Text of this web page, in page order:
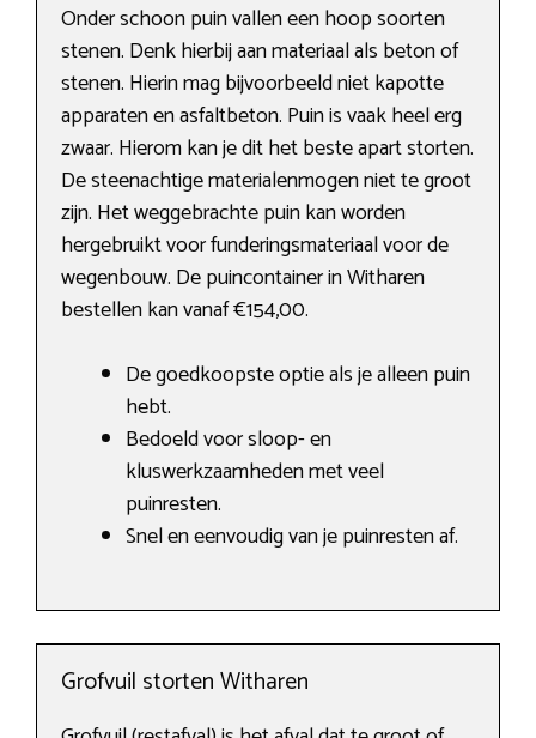
Onder schoon puin vallen een hoop soorten
stenen. Denk hierbij aan materiaal als beton of
stenen. Hierin mag bijvoorbeeld niet kapotte
apparaten en asfaltbeton. Puin is vaak heel erg
zwaar. Hierom kan je dit het beste apart storten.
De steenachtige materialenmogen niet te groot
zijn. Het weggebrachte puin kan worden
hergebruikt voor funderingsmateriaal voor de
wegenbouw. De puincontainer in Witharen
bestellen kan vanaf €154,00.
De goedkoopste optie als je alleen puin
hebt.
Bedoeld voor sloop- en
kluswerkzaamheden met veel
puinresten.
Snel en eenvoudig van je puinresten af.
Grofvuil storten Witharen